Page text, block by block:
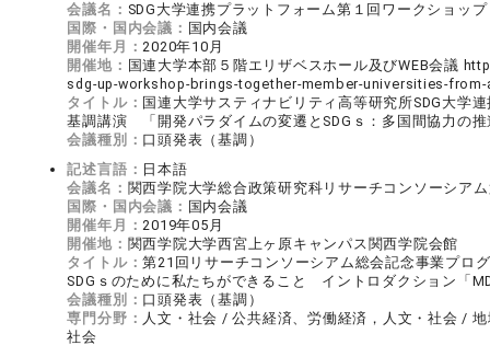
会議名： SDG大学連携プラットフォーム第１回ワークショップ
国際・国内会議： 国内会議
開催年月：2020年10月
開催地： 国連大学本部５階エリザベスホール及びWEB会議
sdg-up-workshop-brings-together-member-universities-
タイトル： 国連大学サスティナビリティ高等研究所SDG大学
基調講演 「開発パラダイムの変遷とSDGｓ：多国間協力の
会議種別： 口頭発表（基調）
記述言語： 日本語
会議名： 関西学院大学総合政策研究科リサーチコンソーシア
国際・国内会議： 国内会議
開催年月：2019年05月
開催地： 関西学院大学西宮上ヶ原キャンパス関西学院会館
タイトル：第21回リサーチコンソーシアム総会記念事業
SDGｓのために私たちができること イントロダクション「
会議種別： 口頭発表（基調）
専門分野： 人文・社会 / 公共経済、労働経済，人文・社会 /
社会